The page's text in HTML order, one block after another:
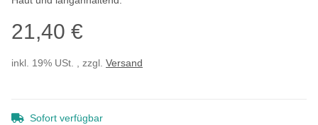
21,40 €
inkl. 19% USt. , zzgl. Versand
Sofort verfügbar